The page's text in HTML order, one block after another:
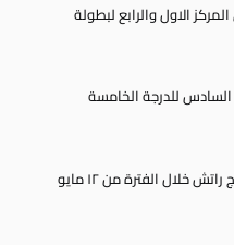
الاول والرابع لبطولة
للدرجة الخامسة
وذلك في البطولة التي اقيمت بكينج راتش خلال الفترة من ١٢ مايو